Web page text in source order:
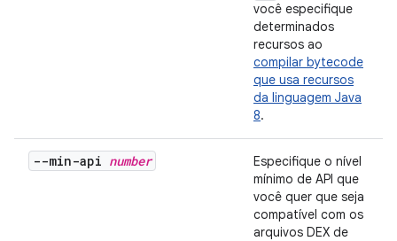
você especifique
determinados
recursos ao
compilar bytecode
que usa recursos
da linguagem Java
8.
--min-api number
Especifique o nível
mínimo de API que
você quer que seja
compatível com os
arquivos DEX de